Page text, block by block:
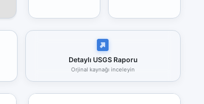
Detaylı USGS Raporu
Orjinal kaynağı inceleyin